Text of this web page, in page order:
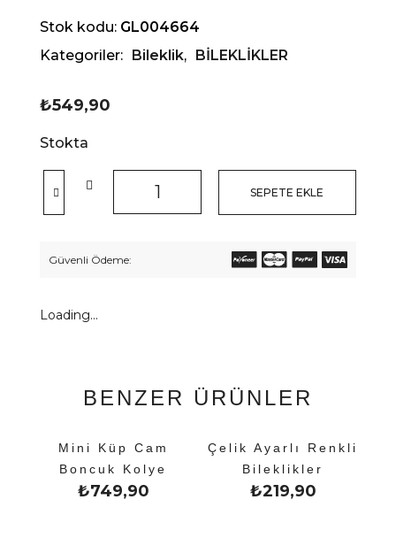
Stok kodu: GL004664
Kategoriler: Bileklik, BİLEKLİKLER
₺549,90
Stokta
SEPETE EKLE
Güvenli Ödeme:
Loading...
BENZER ÜRÜNLER
Mini Küp Cam
Boncuk Kolye
₺749,90
Çelik Ayarlı Renkli
Bileklikler
₺219,90